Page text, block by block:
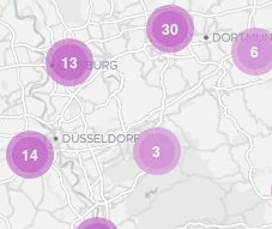
14 3
6
13
30